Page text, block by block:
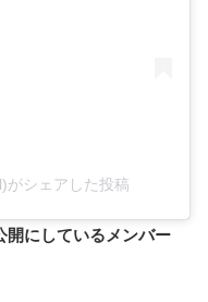
がシェアした投稿
開にしているメンバー